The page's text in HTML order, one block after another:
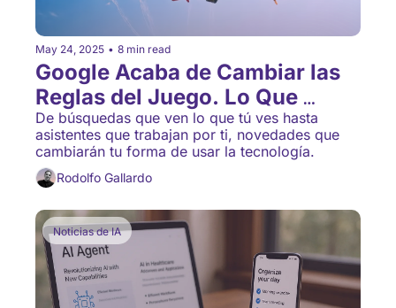
May 24, 2025 • 8 min read
Google Acaba de Cambiar las
Reglas del Juego. Lo Que
Presentó en I/O 2025 Te Va a
Sorprender
De búsquedas que ven lo que tú ves hasta
asistentes que trabajan por ti, novedades que
cambiarán tu forma de usar la tecnología.
Rodolfo Gallardo
Noticias de IA